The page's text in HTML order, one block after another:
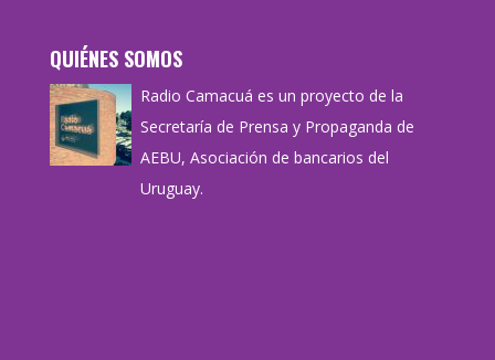
QUIÉNES SOMOS
Radio Camacuá es un proyecto de la
Secretaría de Prensa y Propaganda de
AEBU, Asociación de bancarios del
Uruguay.